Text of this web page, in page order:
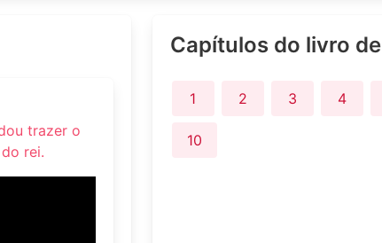
trazer o
rei.
Capítulos do livro de
1 2 3 4
10